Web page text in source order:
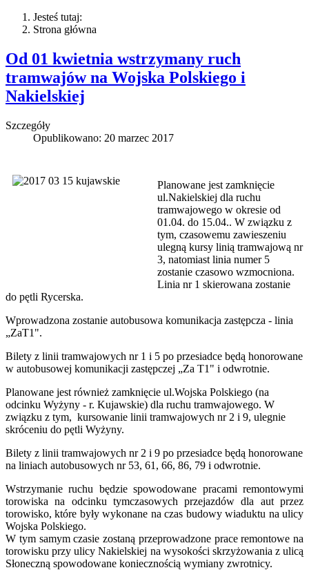
Jesteś tutaj:
Strona główna
Od 01 kwietnia wstrzymany ruch
tramwajów na Wojska Polskiego i
Nakielskiej
Szczegóły
Opublikowano: 20 marzec 2017
Planowane jest zamknięcie
ul.Nakielskiej dla ruchu
tramwajowego w okresie od
01.04. do 15.04.. W związku z
tym, czasowemu zawieszeniu
ulegną kursy linią tramwajową nr
3, natomiast linia numer 5
zostanie czasowo wzmocniona.
Linia nr 1 skierowana zostanie
do pętli Rycerska.
Wprowadzona zostanie autobusowa komunikacja zastępcza - linia
„ZaT1".
Bilety z linii tramwajowych nr 1 i 5 po przesiadce będą honorowane
w autobusowej komunikacji zastępczej „Za T1" i odwrotnie.
Planowane jest również zamknięcie ul.Wojska Polskiego (na
odcinku Wyżyny - r. Kujawskie) dla ruchu tramwajowego. W
związku z tym, kursowanie linii tramwajowych nr 2 i 9, ulegnie
skróceniu do pętli Wyżyny.
Bilety z linii tramwajowych nr 2 i 9 po przesiadce będą honorowane
na liniach autobusowych nr 53, 61, 66, 86, 79 i odwrotnie.
Wstrzymanie ruchu będzie spowodowane pracami remontowymi
torowiska na odcinku tymczasowych przejazdów dla aut przez
torowisko, które były wykonane na czas budowy wiaduktu na ulicy
Wojska Polskiego.
W tym samym czasie zostaną przeprowadzone prace remontowe na
torowisku przy ulicy Nakielskiej na wysokości skrzyżowania z ulicą
Słoneczną spowodowane koniecznością wymiany zwrotnicy.